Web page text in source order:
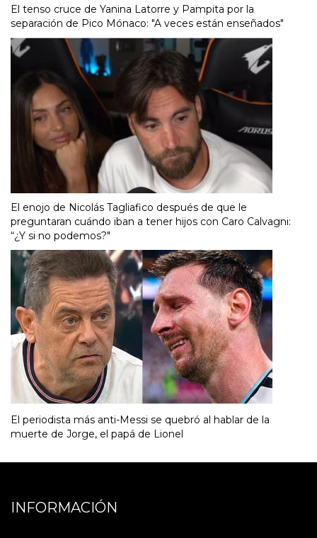
El tenso cruce de Yanina Latorre y Pampita por la
separación de Pico Mónaco: "A veces están enseñados"
El enojo de Nicolás Tagliafico después de que le
preguntaran cuándo iban a tener hijos con Caro Calvagni:
“¿Y si no podemos?"
El periodista más anti-Messi se quebró al hablar de la
muerte de Jorge, el papá de Lionel
INFORMACIÓN